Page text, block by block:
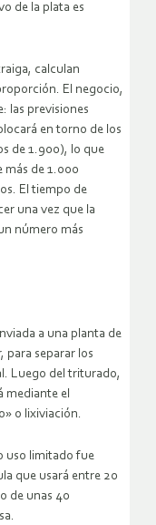
de la plata es
calculan
El negocio,
las previsiones
en torno de los
de 1.900), lo que
más de 1.000
El tiempo de
una vez que la
número más
a una planta de
para separar los
Luego del triturado,
mediante el
o lixiviación.
uso limitado fue
que usará entre 20
de unas 40